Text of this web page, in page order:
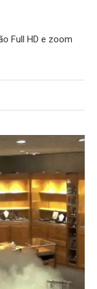
Full HD e zoom